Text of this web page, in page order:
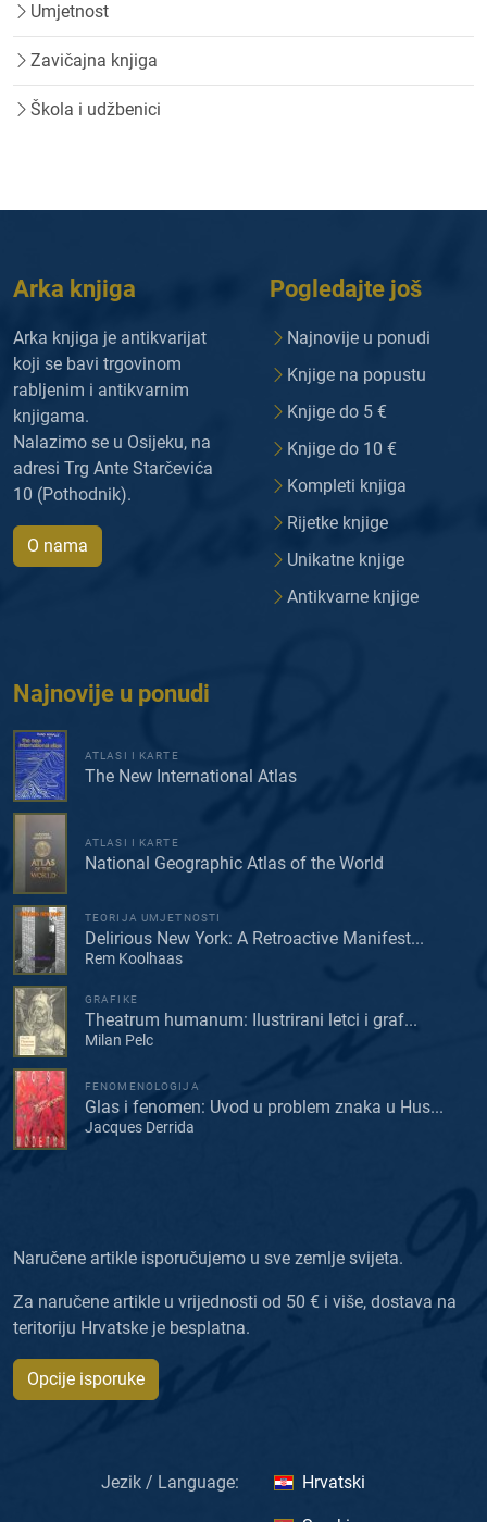
Umjetnost
Zavičajna knjiga
Škola i udžbenici
Arka knjiga
Arka knjiga je antikvarijat
koji se bavi trgovinom
rabljenim i antikvarnim
knjigama.
Nalazimo se u Osijeku, na
adresi Trg Ante Starčevića
10 (Pothodnik).
O nama
Pogledajte još
Najnovije u ponudi
Knjige na popustu
Knjige do 5 €
Knjige do 10 €
Kompleti knjiga
Rijetke knjige
Unikatne knjige
Antikvarne knjige
Najnovije u ponudi
ATLASI I KARTE
The New International Atlas
ATLASI I KARTE
National Geographic Atlas of the World
TEORIJA UMJETNOSTI
Delirious New York: A Retroactive Manifest...
Rem Koolhaas
GRAFIKE
Theatrum humanum: Ilustrirani letci i graf...
Milan Pelc
FENOMENOLOGIJA
Glas i fenomen: Uvod u problem znaka u Hus...
Jacques Derrida
Naručene artikle isporučujemo u sve zemlje svijeta.
Za naručene artikle u vrijednosti od 50 € i više, dostava na
teritoriju Hrvatske je besplatna.
Opcije isporuke
Jezik / Language: Hrvatski